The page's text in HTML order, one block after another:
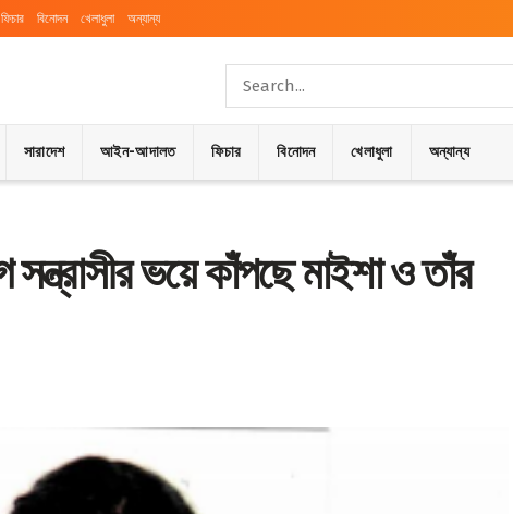
ফিচার বিনোদন খেলাধুলা অন্যান্য
সারাদেশ আইন-আদালত ফিচার বিনোদন খেলাধুলা অন্যান্য
ভয়ে কাঁপছে মাইশা ও তাঁর